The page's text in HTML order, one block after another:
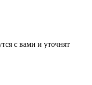
с вами и уточнят